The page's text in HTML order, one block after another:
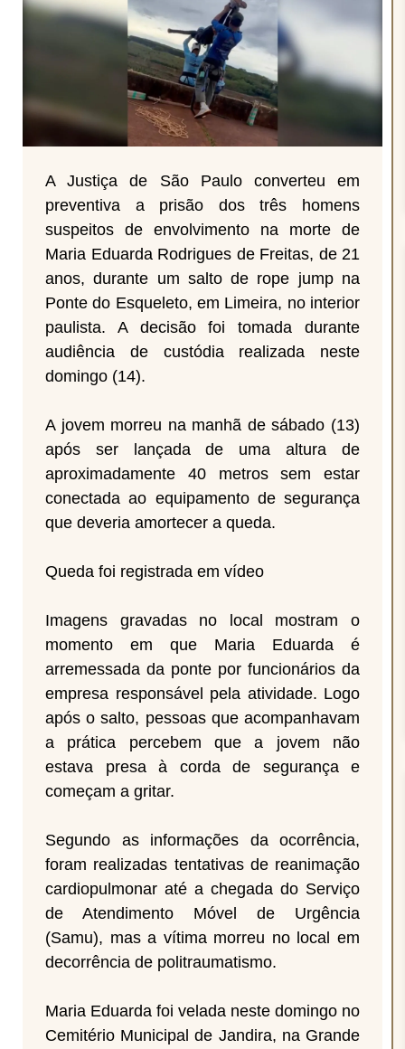
A Justiça de São Paulo converteu em
preventiva a prisão dos três homens
suspeitos de envolvimento na morte de
Maria Eduarda Rodrigues de Freitas, de 21
anos, durante um salto de rope jump na
Ponte do Esqueleto, em Limeira, no interior
paulista. A decisão foi tomada durante
audiência de custódia realizada neste
domingo (14).
A jovem morreu na manhã de sábado (13)
após ser lançada de uma altura de
aproximadamente 40 metros sem estar
conectada ao equipamento de segurança
que deveria amortecer a queda.
Queda foi registrada em vídeo
Imagens gravadas no local mostram o
momento em que Maria Eduarda é
arremessada da ponte por funcionários da
empresa responsável pela atividade. Logo
após o salto, pessoas que acompanhavam
a prática percebem que a jovem não
estava presa à corda de segurança e
começam a gritar.
Segundo as informações da ocorrência,
foram realizadas tentativas de reanimação
cardiopulmonar até a chegada do Serviço
de Atendimento Móvel de Urgência
(Samu), mas a vítima morreu no local em
decorrência de politraumatismo.
Maria Eduarda foi velada neste domingo no
Cemitério Municipal de Jandira, na Grande